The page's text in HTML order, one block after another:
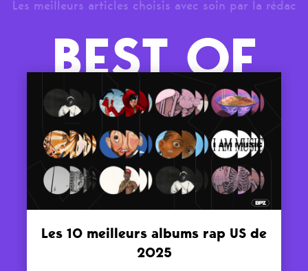
Les meilleurs articles choisis avec soin par la rédac
BEST OF
Les 10 meilleurs albums rap US de
2025